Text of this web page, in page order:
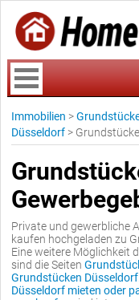
Immobilien >
Düsseldorf >
Private und gewerbliche
kaufen hochgeladen zu
Eine weitere Möglichkeit
sind die Seiten
Grundstücken Düsseldorf
Düsseldorf mieten oder